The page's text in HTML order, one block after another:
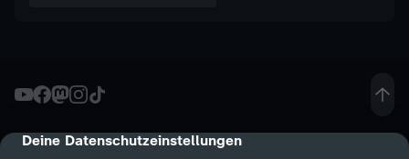
cmp-dialog-description
Deine Datenschutzeinstellungen
e
r